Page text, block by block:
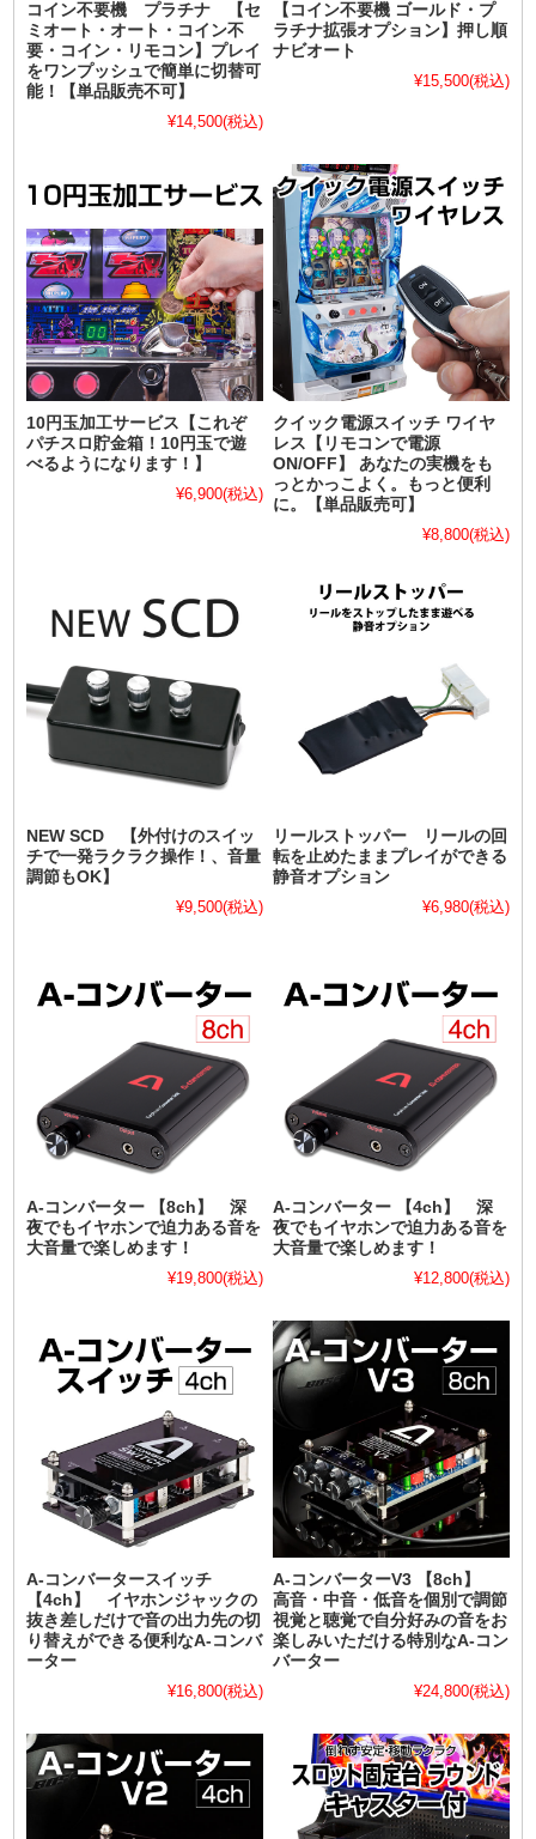
コイン不要機 プラチナ 【セ
ミオート・オート・コイン不
要・コイン・リモコン】プレイ
をワンプッシュで簡単に切替可
能！【単品販売不可】
¥14,500(税込)
【コイン不要機 ゴールド・プ
ラチナ拡張オプション】押し順
ナビオート
¥15,500(税込)
10円玉加工サービス【これぞ
パチスロ貯金箱！10円玉で遊
べるようになります！】
¥6,900(税込)
クイック電源スイッチ ワイヤ
レス【リモコンで電源
ON/OFF】 あなたの実機をも
っとかっこよく。もっと便利
に。【単品販売可】
¥8,800(税込)
NEW SCD 【外付けのスイッ
チで一発ラクラク操作！、音量
調節もOK】
¥9,500(税込)
リールストッパー リールの回
転を止めたままプレイができる
静音オプション
¥6,980(税込)
A-コンバーター 【8ch】 深
夜でもイヤホンで迫力ある音を
大音量で楽しめます！
¥19,800(税込)
A-コンバーター 【4ch】 深
夜でもイヤホンで迫力ある音を
大音量で楽しめます！
¥12,800(税込)
A-コンバータースイッチ
【4ch】 イヤホンジャックの
抜き差しだけで音の出力先の切
り替えができる便利なA-コンバ
ーター
¥16,800(税込)
A-コンバーターV3 【8ch】
高音・中音・低音を個別で調節
視覚と聴覚で自分好みの音をお
楽しみいただける特別なA-コン
バーター
¥24,800(税込)